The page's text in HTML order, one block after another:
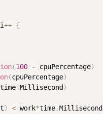
i++ {
(100 - cpuPercentage)
(cpuPercentage)
time.Millisecond )
) < work*time.Millisecond